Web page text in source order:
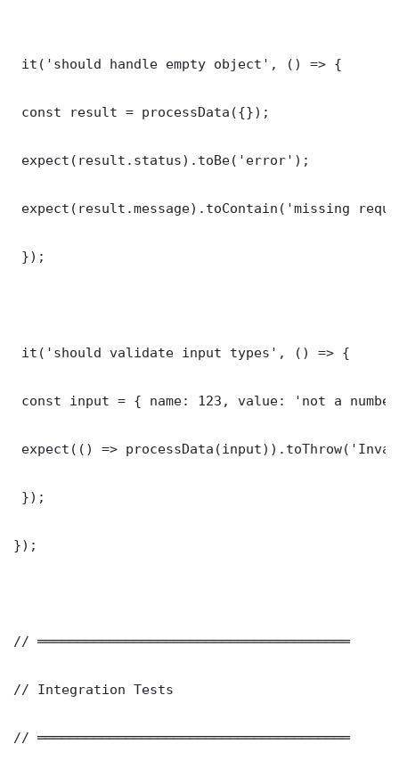
it('should handle empty object', () => {
const result = processData({});
expect(result.status).toBe('error');
expect(result.message).toContain('missing
});
it('should validate input types', () => {
const input = { name: 123, value: 'not a
expect(() =>
});
});
// ═══════════════════════════════════════
// Integration Tests
// ═══════════════════════════════════════